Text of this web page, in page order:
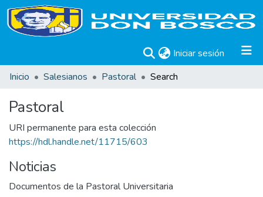
Iniciar sesión (current)
Inicio
Salesianos Pastoral Search
Pastoral
URI permanente para esta colección
https://hdl.handle.net/11715/603
Noticias
Documentos de la Pastoral Universitaria